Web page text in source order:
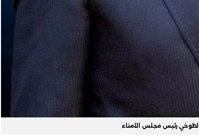
رئيس مجلس الأمناء